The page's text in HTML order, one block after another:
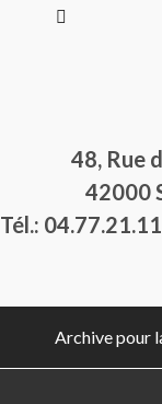
48, Rue
42000
Tél.:
Archive pour